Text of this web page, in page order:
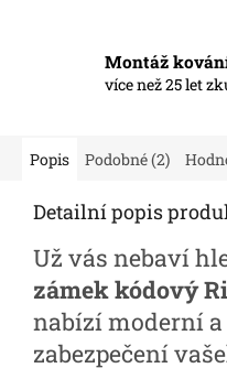
Montáž
více než 25 let
Popis Podobné (2)
Detailní popis
Už vás nebaví
zámek kódový
nabízí moderní
zabezpečení